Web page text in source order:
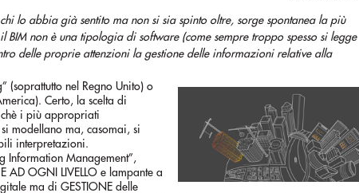
lo abbia già sentito ma non si sia spinto oltre, sorge spontanea la più
BIM non è una tipologia di software (come sempre troppo spesso si legge
delle proprie attenzioni la gestione delle informazioni relative alla
(soprattutto nel Regno Unito) o
Certo, la scelta di
i più appropriati
modellano ma, casomai, si
interpretazioni.
Information Management”,
AD OGNI LIVELLO e lampante a
ma di GESTIONE delle